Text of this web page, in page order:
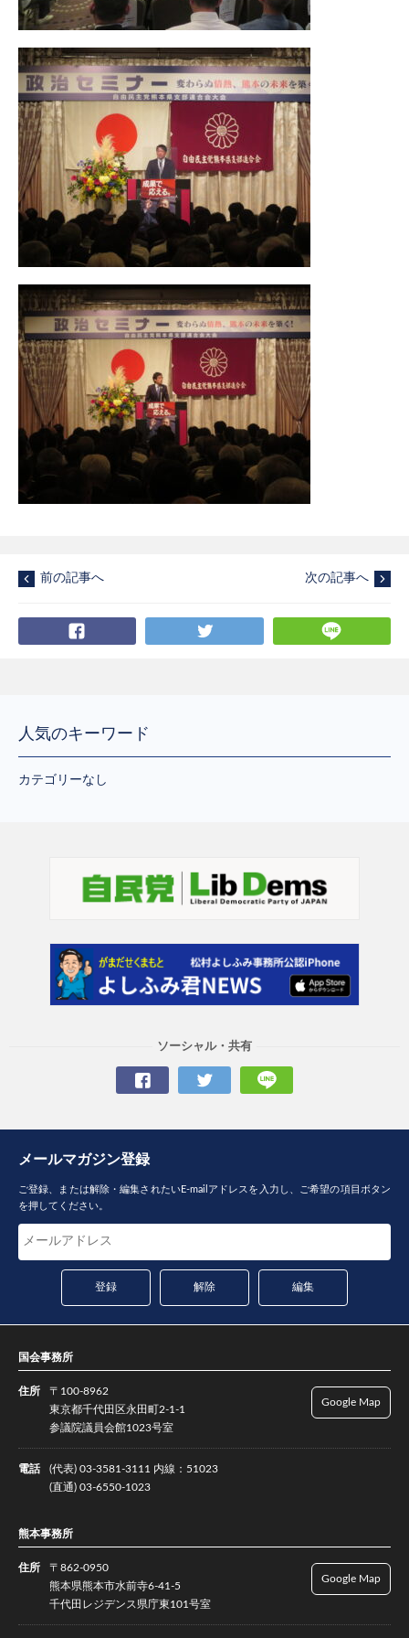
前の記事へ 次の記事へ
人気のキーワード
カテゴリーなし
ソーシャル・共有
メールマガジン登録
ご登録、または解除・編集されたいE-mailアドレスを入力し、ご希望の項目ボタン
を押してください。
国会事務所
住所
〒100-8962
東京都千代田区永田町2-1-1
参議院議員会館1023号室
電話
(代表) 03-3581-3111 内線：51023
(直通) 03-6550-1023
Google Map
熊本事務所
住所
〒862-0950
熊本県熊本市水前寺6-41-5
千代田レジデンス県庁東101号室
Google Map